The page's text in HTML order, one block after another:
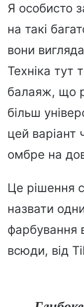
Я особисто
на такі
вони
Техніка тут
балаяж, що
більш
цей варіант
омбре на
Це рішення
назвати
фарбування
всюди, від